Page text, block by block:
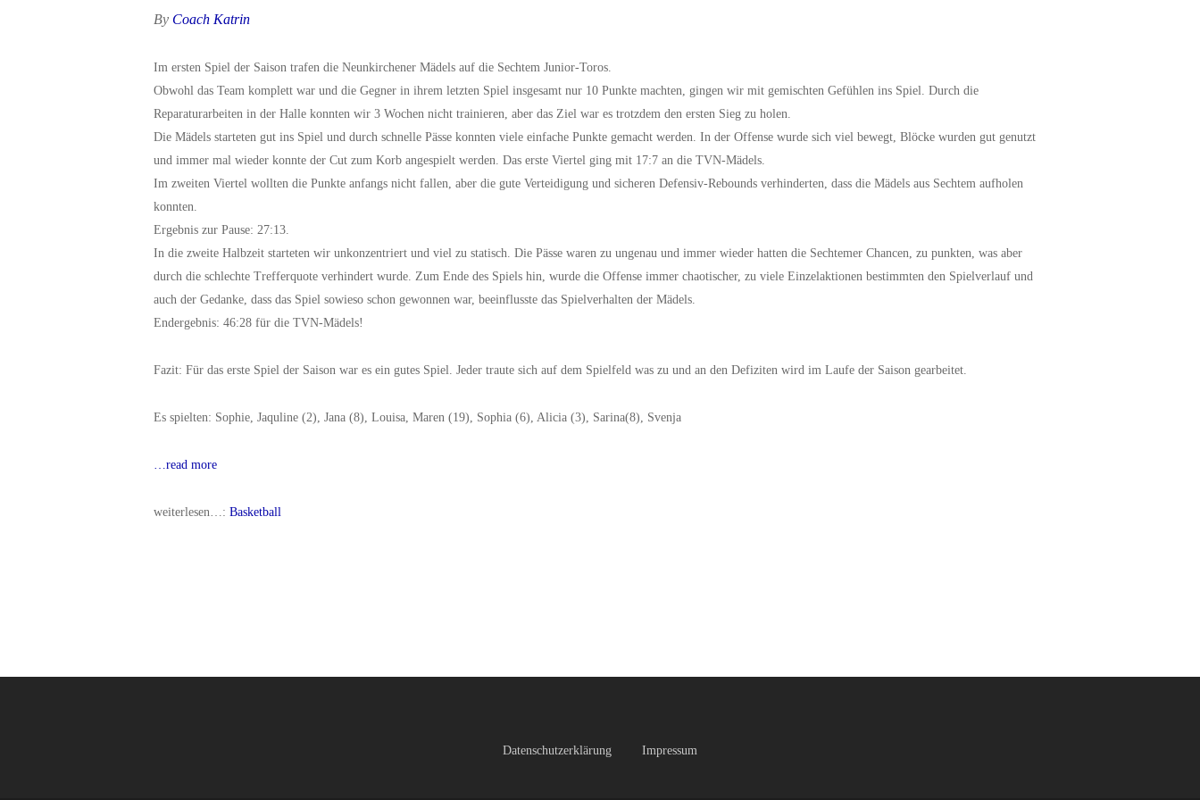
By Coach Katrin
Im ersten Spiel der Saison trafen die Neunkirchener Mädels auf die Sechtem Junior-Toros.
Obwohl das Team komplett war und die Gegner in ihrem letzten Spiel insgesamt nur 10 Punkte machten, gingen wir mit gemischten Gefühlen ins Spiel. Durch die
Reparaturarbeiten in der Halle konnten wir 3 Wochen nicht trainieren, aber das Ziel war es trotzdem den ersten Sieg zu holen.
Die Mädels starteten gut ins Spiel und durch schnelle Pässe konnten viele einfache Punkte gemacht werden. In der Offense wurde sich viel bewegt, Blöcke wurden gut genutzt
und immer mal wieder konnte der Cut zum Korb angespielt werden. Das erste Viertel ging mit 17:7 an die TVN-Mädels.
Im zweiten Viertel wollten die Punkte anfangs nicht fallen, aber die gute Verteidigung und sicheren Defensiv-Rebounds verhinderten, dass die Mädels aus Sechtem aufholen
konnten.
Ergebnis zur Pause: 27:13.
In die zweite Halbzeit starteten wir unkonzentriert und viel zu statisch. Die Pässe waren zu ungenau und immer wieder hatten die Sechtemer Chancen, zu punkten, was aber
durch die schlechte Trefferquote verhindert wurde. Zum Ende des Spiels hin, wurde die Offense immer chaotischer, zu viele Einzelaktionen bestimmten den Spielverlauf und
auch der Gedanke, dass das Spiel sowieso schon gewonnen war, beeinflusste das Spielverhalten der Mädels.
Endergebnis: 46:28 für die TVN-Mädels!
Fazit: Für das erste Spiel der Saison war es ein gutes Spiel. Jeder traute sich auf dem Spielfeld was zu und an den Defiziten wird im Laufe der Saison gearbeitet.
Es spielten: Sophie, Jaquline (2), Jana (8), Louisa, Maren (19), Sophia (6), Alicia (3), Sarina(8), Svenja
…read more
weiterlesen…: Basketball
Datenschutzerklärung Impressum